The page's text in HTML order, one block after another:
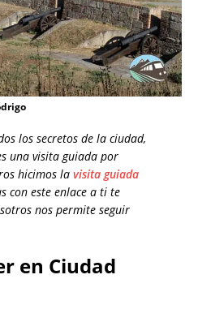
los secretos de la ciudad,
una visita guiada por
hicimos la visita guiada
con este enlace a ti te
nos permite seguir
en Ciudad